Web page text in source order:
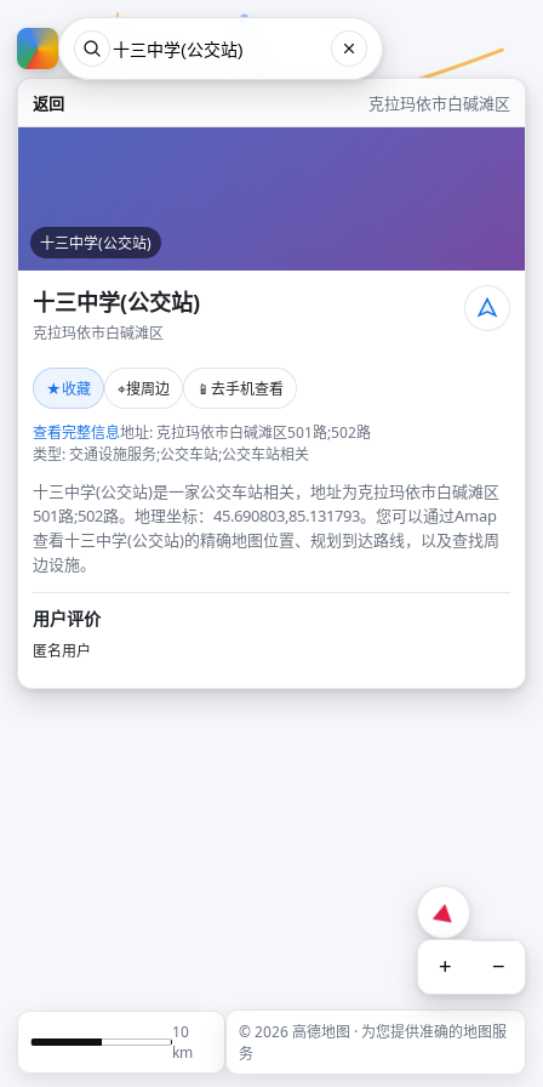
返回 克拉玛依市白碱滩区
十三中学(公交站)
十三中学(公交站)
克拉玛依市白碱滩区
★收藏 ⌖搜周边 📱 去手机查看
查看完整信息地址: 克拉玛依市白碱滩区501路;502路
类型: 交通设施服务;公交车站;公交车站相关
十三中学(公交站)是一家公交车站相关，地址为克拉玛依市白碱滩区
501路;502路。地理坐标：45.690803,85.131793。您可以通过Amap
查看十三中学(公交站)的精确地图位置、规划到达路线，以及查找周
边设施。
用户评价
匿名用户
+ −
10
km
© 2026 高德地图 · 为您提供准确的地图服
务